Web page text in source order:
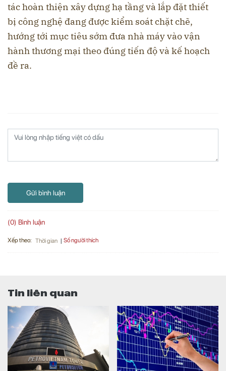
tác hoàn thiện xây dựng hạ tầng và lắp đặt thiết
bị công nghệ đang được kiểm soát chặt chẽ,
hướng tới mục tiêu sớm đưa nhà máy vào vận
hành thương mại theo đúng tiến độ và kế hoạch
đề ra.
Gửi bình luận
(0) Bình luận
Xếp theo: Thời gian Số người thích
Tin liên quan